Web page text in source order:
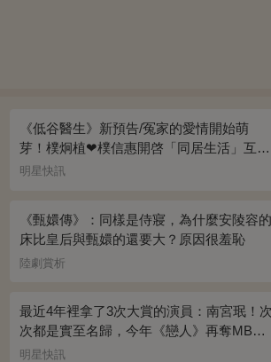
《低谷醫生》新預告/冤家的愛情開始萌
芽！樸炯植❤樸信惠開啓「同居生活」互相
共鳴、安慰~
明星快訊
《甄嬛傳》：同樣是侍寢，為什麼安陵容的
床比皇后與甄嬛的還要大？原因很羞恥
陸劇賞析
最近4年裡拿了3次大賞的演員：南宮珉！次
次都是實至名歸，今年《戀人》再奪MBC
演技大賞
明星快訊